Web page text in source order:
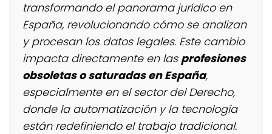
transformando el panorama jurídico en
España, revolucionando cómo se analizan
y procesan los datos legales. Este cambio
impacta directamente en las profesiones
obsoletas o saturadas en España,
especialmente en el sector del Derecho,
donde la automatización y la tecnología
están redefiniendo el trabajo tradicional.